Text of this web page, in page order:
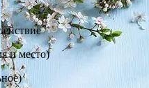
и место)